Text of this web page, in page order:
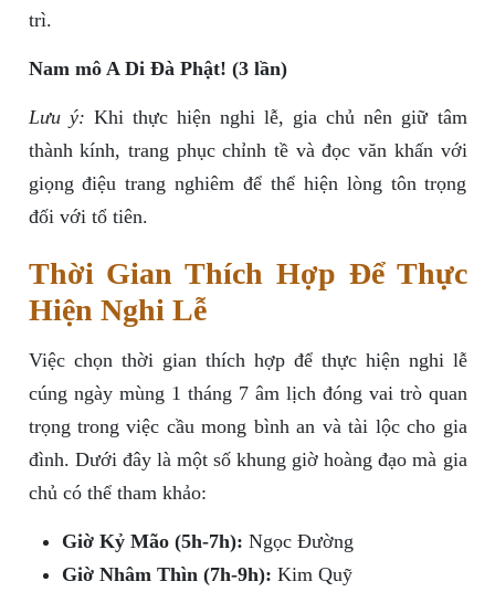
trì.
Nam mô A Di Đà Phật! (3 lần)
Lưu ý: Khi thực hiện nghi lễ, gia chủ nên giữ tâm
thành kính, trang phục chỉnh tề và đọc văn khấn với
giọng điệu trang nghiêm để thể hiện lòng tôn trọng
đối với tổ tiên.
Thời Gian Thích Hợp Để Thực
Hiện Nghi Lễ
Việc chọn thời gian thích hợp để thực hiện nghi lễ
cúng ngày mùng 1 tháng 7 âm lịch đóng vai trò quan
trọng trong việc cầu mong bình an và tài lộc cho gia
đình. Dưới đây là một số khung giờ hoàng đạo mà gia
chủ có thể tham khảo:
Giờ Kỷ Mão (5h-7h): Ngọc Đường
Giờ Nhâm Thìn (7h-9h): Kim Quỹ